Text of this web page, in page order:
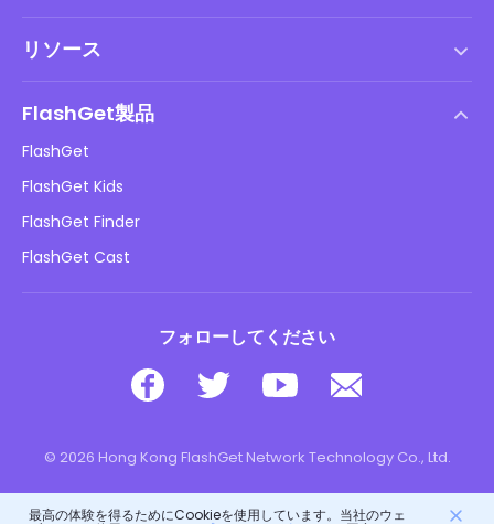
DMCAポリシー
プライバシーポリシー
広告ポリシー
私の情報を販売しないでください
リソース
子供のオンラインの安全性
ダウンロード
FlashGet製品
FlashGet
FlashGet Kids
FlashGet Finder
FlashGet Cast
フォローしてください
© 2026 Hong Kong FlashGet Network Technology Co., Ltd.
最高の体験を得るためにCookieを使用しています。当社のウェ